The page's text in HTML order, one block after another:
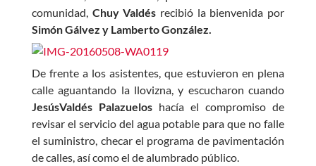
comunidad, ChuyValdés recibió la bienvenida por
Simón Gálvez y Lamberto González.
De frente a los asistentes, que estuvieron en plena
calle aguantando la llovizna, y escucharon cuando
JesúsValdésPalazueloshacía el compromiso de
revisar el servicio del agua potable para que no falle
el suministro, checar el programa de pavimentación
de calles, así como el de alumbrado público.